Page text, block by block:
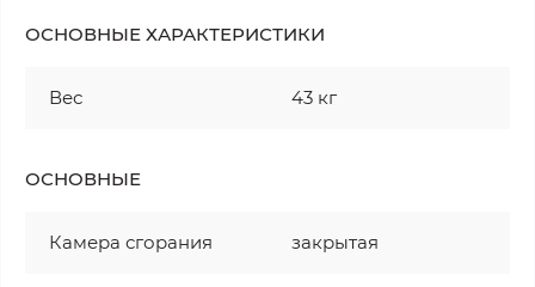
ОСНОВНЫЕ ХАРАКТЕРИСТИКИ
Вес 43 кг
ОСНОВНЫЕ
Камера сгорания закрытая